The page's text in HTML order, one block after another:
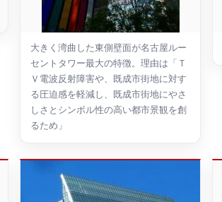
大きく湾曲した東側壁面が名古屋ルー
セントタワー最大の特徴。理由は「Ｔ
Ｖ電波反射障害や、既成市街地に対す
る圧迫感を軽減し、既成市街地にやさ
しさとシンボル性の高い都市景観を創
るため」